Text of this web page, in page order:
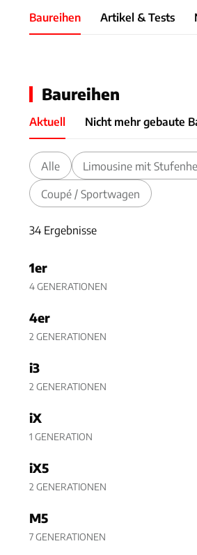
Baureihen Artikel & Tests
Baureihen
Aktuell Nicht mehr gebaute
Alle Limousine mit
Coupé / Sportwagen
34 Ergebnisse
1er
4 GENERATIONEN
4er
2 GENERATIONEN
i3
2 GENERATIONEN
iX
1 GENERATION
iX5
2 GENERATIONEN
M5
7 GENERATIONEN